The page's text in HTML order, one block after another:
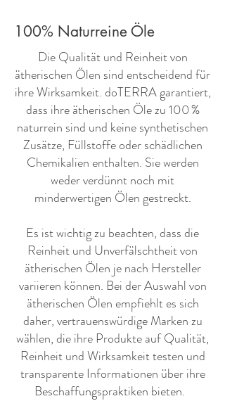
100% Naturreine Öle
​Die Qualität und Reinheit von
ätherischen Ölen sind entscheidend für
ihre Wirksamkeit. doTERRA garantiert,
dass ihre ätherischen Öle zu 100 %
naturrein sind und keine synthetischen
Zusätze, Füllstoffe oder schädlichen
Chemikalien enthalten. Sie werden
weder verdünnt noch mit
minderwertigen Ölen gestreckt.
Es ist wichtig zu beachten, dass die
Reinheit und Unverfälschtheit von
ätherischen Ölen je nach Hersteller
variieren können. Bei der Auswahl von
ätherischen Ölen empfiehlt es sich
daher, vertrauenswürdige Marken zu
wählen, die ihre Produkte auf Qualität,
Reinheit und Wirksamkeit testen und
transparente Informationen über ihre
Beschaffungspraktiken bieten. ​ ​